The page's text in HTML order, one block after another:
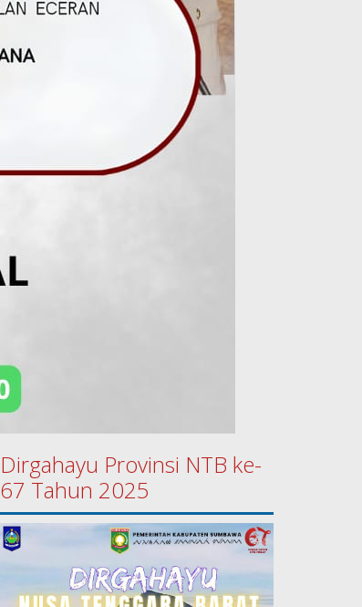
Dirgahayu Provinsi NTB ke-
67 Tahun 2025